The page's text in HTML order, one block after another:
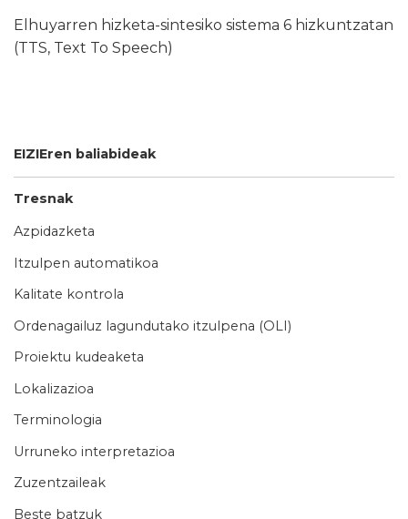
EIZIEren baliabideak
Tresnak
Azpidazketa
Itzulpen automatikoa
Kalitate kontrola
Ordenagailuz lagundutako itzulpena (OLI)
Proiektu kudeaketa
Lokalizazioa
Terminologia
Urruneko interpretazioa
Zuzentzaileak
Beste batzuk
Elhuyarren hizketa-sintesiko sistema 6 hizkuntzatan
(TTS, Text To Speech)